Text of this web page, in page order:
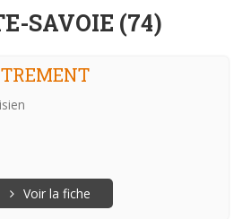
SAVOIE (74)
Voir la fiche